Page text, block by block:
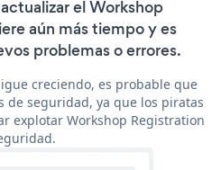
el Workshop
aún más tiempo y es
problemas o errores.
creciendo, es probable que
de seguridad, ya que los piratas
explotar Workshop Registration